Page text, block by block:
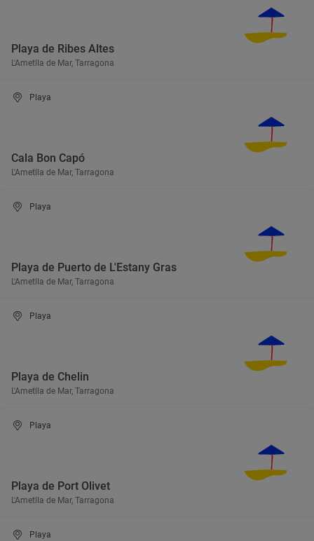
Playa de Ribes Altes
L'Ametlla de Mar, Tarragona
Playa
Cala Bon Capó
L'Ametlla de Mar, Tarragona
Playa
Playa de Puerto de L'Estany Gras
L'Ametlla de Mar, Tarragona
Playa
Playa de Chelin
L'Ametlla de Mar, Tarragona
Playa
Playa de Port Olivet
L'Ametlla de Mar, Tarragona
Playa